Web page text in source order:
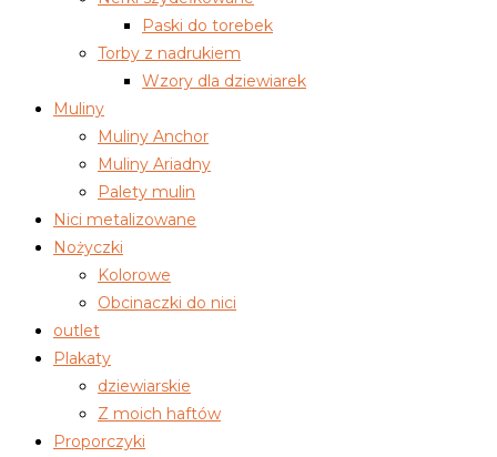
Paski do torebek
Torby z nadrukiem
Wzory dla dziewiarek
Muliny
Muliny Anchor
Muliny Ariadny
Palety mulin
Nici metalizowane
Nożyczki
Kolorowe
Obcinaczki do nici
outlet
Plakaty
dziewiarskie
Z moich haftów
Proporczyki